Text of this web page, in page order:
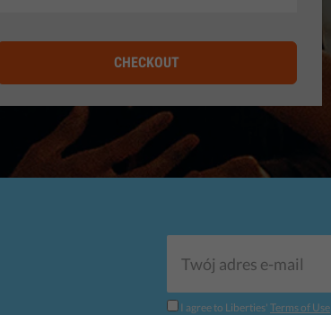
CHECKOUT
I agree to Liberties' Terms of Use